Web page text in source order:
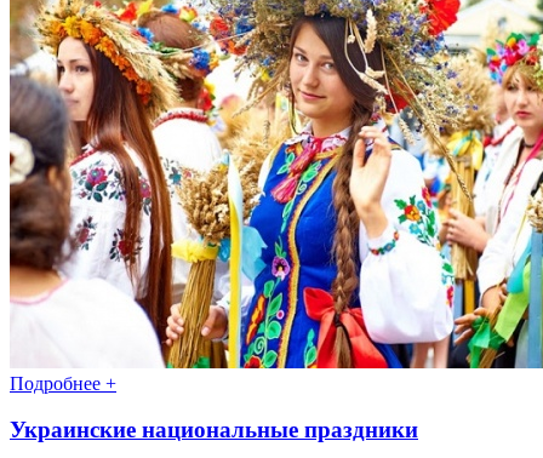
Подробнее +
Украинские национальные праздники